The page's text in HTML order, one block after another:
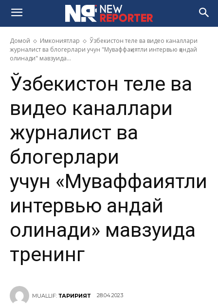
Домой Имкониятлар
Ўзбекистон теле ва видео каналлари
журналист ва блогерлари учун "Муваффақиятли интервью қандай
олинади" мавзуида...
Ўзбекистон теле ва
видео каналлари
журналист ва
блогерлари
учун «Муваффақиятли
интервью қандай
олинади» мавзуида
тренинг
MUALLIF: ТАҲРИРИЯТ 28.04.2023